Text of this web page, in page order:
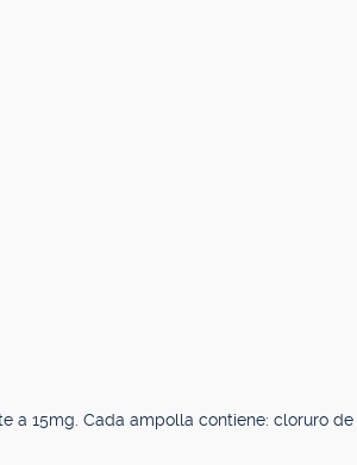
a 15mg. Cada ampolla contiene: cloruro de